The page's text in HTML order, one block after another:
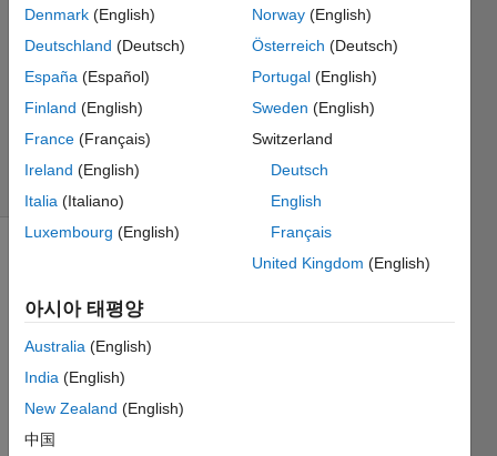
2024 1월
29
업데이트
시간: 2024
1월 29
조회 수: 4
[y1]
Denmark (English)
Deutschland (Deutsch)
España (Español)
Finland (English)
France (Français)
Ireland (English)
Italia (Italiano)
Luxembourg (English)
Norway(English)
Österreich (Deutsch)
Portugal(English)
Sweden (English)
Switzerland
Deutsch
English
Français
United Kingdom (English)
아시아 태평양
Australia (English)
India (English)
New Zealand (English)
中国